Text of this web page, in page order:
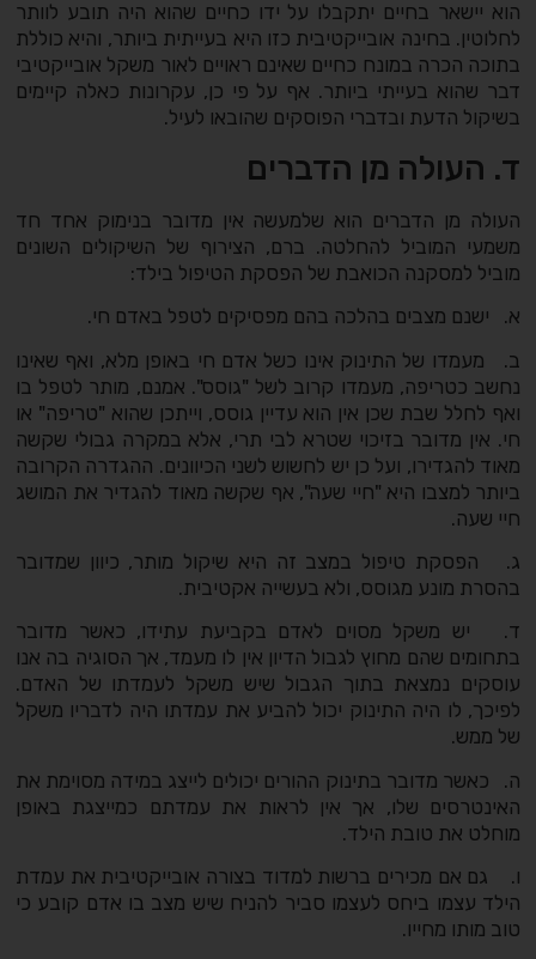
הוא יישאר בחיים יתקבלו על ידו כחיים שהוא היה תובע לוותר
לחלוטין. בחינה אובייקטיבית כזו היא בעייתית ביותר, והיא כוללת
בתוכה הכרה במונח כחיים שאינם ראויים לאור משקל אובייקטיבי
דבר שהוא בעייתי ביותר. אף על פי כן, עקרונות כאלה קיימים
בשיקול הדעת ובדברי הפוסקים שהובאו לעיל.
ד. העולה מן הדברים
העולה מן הדברים הוא שלמעשה אין מדובר בנימוק אחד חד
משמעי המוביל להחלטה. ברם, הצירוף של השיקולים השונים
מוביל למסקנה הכואבת של הפסקת הטיפול בילד:
א. ישנם מצבים בהלכה בהם מפסיקים לטפל באדם חי.
ב. מעמדו של התינוק אינו כשל אדם חי באופן מלא, ואף שאינו
נחשב כטריפה, מעמדו קרוב לשל "גוסס". אמנם, מותר לטפל בו
ואף לחלל שבת שכן אין הוא עדיין גוסס, וייתכן שהוא "טריפה" או
חי. אין מדובר בזיכוי שטרא לבי תרי, אלא במקרה גבולי שקשה
מאוד להגדירו, ועל כן יש לחשוש לשני הכיוונים. ההגדרה הקרובה
ביותר למצבו היא "חיי שעה", אף שקשה מאוד להגדיר את המושג
חיי שעה.
ג. הפסקת טיפול במצב זה היא שיקול מותר, כיוון שמדובר
בהסרת מונע מגוסס, ולא בעשייה אקטיבית.
ד. יש משקל מסוים לאדם בקביעת עתידו, כאשר מדובר
בתחומים שהם מחוץ לגבול הדיון אין לו מעמד, אך הסוגיה בה אנו
עוסקים נמצאת בתוך הגבול שיש משקל לעמדתו של האדם.
לפיכך, לו היה התינוק יכול להביע את עמדתו היה לדבריו משקל
של ממש.
ה. כאשר מדובר בתינוק ההורים יכולים לייצג במידה מסוימת את
האינטרסים שלו, אך אין לראות את עמדתם כמייצגת באופן
מוחלט את טובת הילד.
ו. גם אם מכירים ברשות למדוד בצורה אובייקטיבית את עמדת
הילד עצמו ביחס לעצמו סביר להניח שיש מצב בו אדם קובע כי
טוב מותו מחייו.